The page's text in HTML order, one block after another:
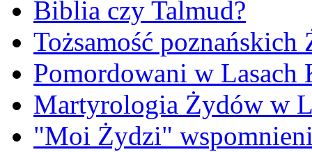
Biblia czy Talmud?
Tożsamość poznańskich
Pomordowani w Lasach
Martyrologia Żydów w
"Moi Żydzi"